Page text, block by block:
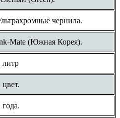
чернила.
Mate (Южная Корея).
литр
цвет.
года.